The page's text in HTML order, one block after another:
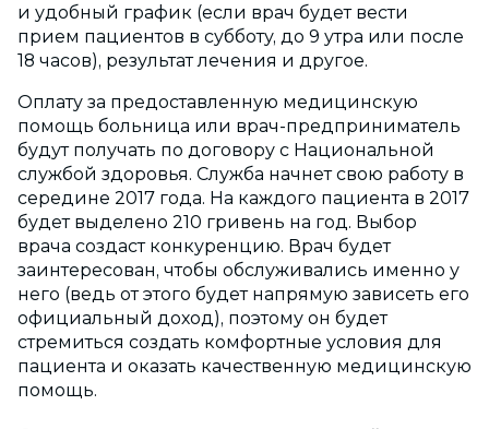
и удобный график (если врач будет вести
прием пациентов в субботу, до 9 утра или после
18 часов), результат лечения и другое.
Оплату за предоставленную медицинскую
помощь больница или врач-предприниматель
будут получать по договору с Национальной
службой здоровья. Служба начнет свою работу в
середине 2017 года. На каждого пациента в 2017
будет выделено 210 гривень на год. Выбор
врача создаст конкуренцию. Врач будет
заинтересован, чтобы обслуживались именно у
него (ведь от этого будет напрямую зависеть его
официальный доход), поэтому он будет
стремиться создать комфортные условия для
пациента и оказать качественную медицинскую
помощь.